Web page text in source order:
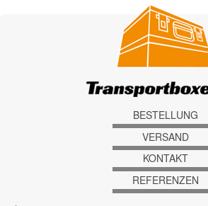
BESTELLUNG
VERSAND
KONTAKT
REFERENZEN